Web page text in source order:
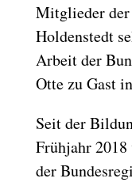
Mitglieder
Holdenstedt
Arbeit der
Otte zu Gast
Seit der
Frühjahr
der